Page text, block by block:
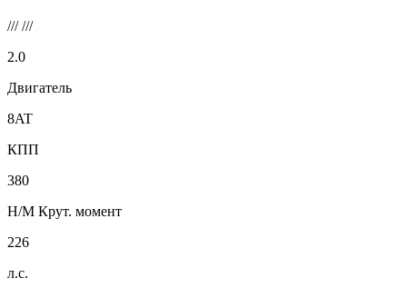
/// ///
2.0
Двигатель
8AT
КПП
380
Н/М Крут. момент
226
л.с.